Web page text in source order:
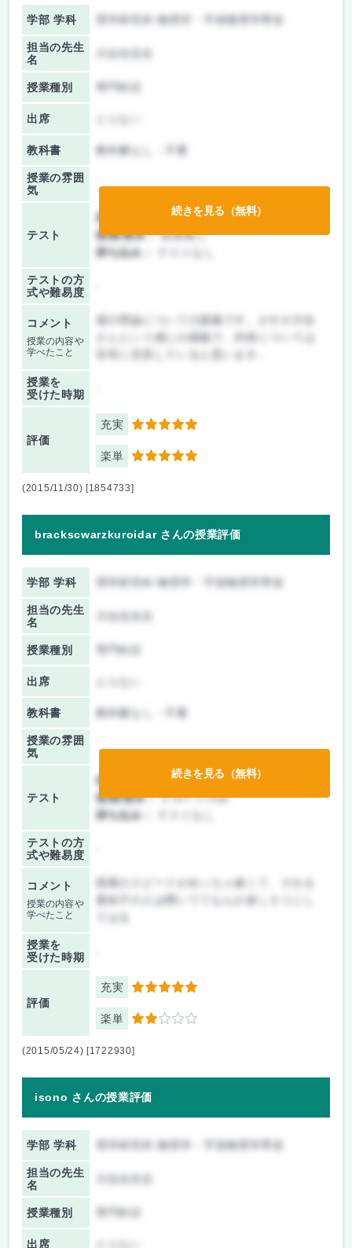
学部 学科 理学研究科 物理学・宇宙物理学専攻
担当の先生
名
授業種別
出席
教科書 教科書なし・不要
授業の雰囲
気
テスト
前期/中間：
レポートのみ
後期/期末：授業無し
持ち込み：
テストの方
式や難易度
コメント
授業の内容や
学べたこと
場の理論についての講義です。さすが川合
さんという感じの講義で、内容については
授業を
受けた時期
評価
充実 5
楽単 5
続きを見る（無料）
(2015/11/30) [1854733]
brackscwarzkuroidar さんの授業評価
学部 学科 理学研究科 物理学・宇宙物理学専攻
担当の先生
名
授業種別
出席
教科書 教科書なし・不要
授業の雰囲
気
テスト
前期/中間：
テスト・レポート両方なし
後期/期末：レポートのみ
持ち込み：
テストの方
式や難易度
コメント
授業の内容や
学べたこと
授業のスピードがめっちゃ速くて、それを
授業を
受けた時期
評価
充実 5
楽単 2
続きを見る（無料）
(2015/05/24) [1722930]
isono さんの授業評価
学部 学科 理学研究科 物理学・宇宙物理学専攻
担当の先生
名
授業種別
出席